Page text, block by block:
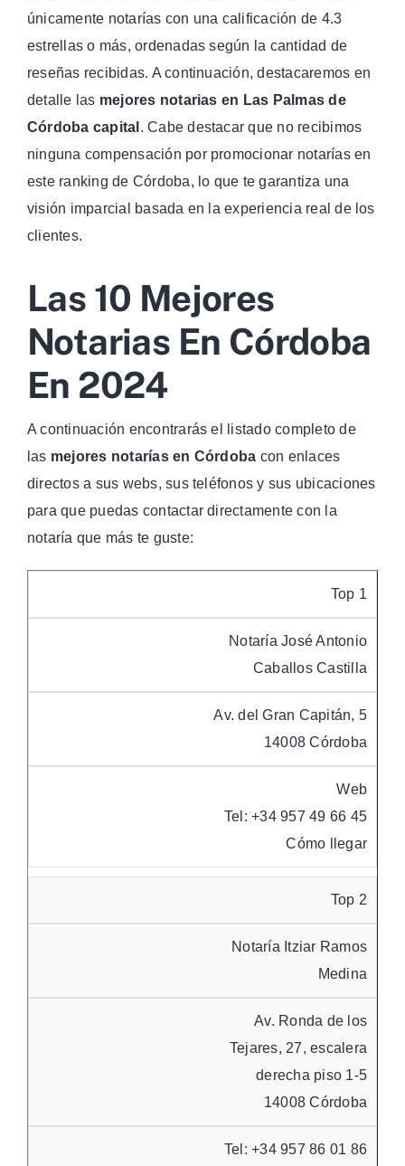
únicamente notarías con una calificación de 4.3
estrellas o más, ordenadas según la cantidad de
reseñas recibidas. A continuación, destacaremos en
detalle las mejores notarias en Las Palmas de
Córdoba capital . Cabe destacar que no recibimos
ninguna compensación por promocionar notarías en
este ranking de Córdoba, lo que te garantiza una
visión imparcial basada en la experiencia real de los
clientes.
Las 10 Mejores
Notarias En Córdoba
En 2024
A continuación encontrarás el listado completo de
las mejores notarías en Córdoba con enlaces
directos a sus webs, sus teléfonos y sus ubicaciones
para que puedas contactar directamente con la
notaría que más te guste:
Top 1
Notaría José Antonio
Caballos Castilla
Av. del Gran Capitán, 5
14008 Córdoba
Web
Tel: +34 957 49 66 45
Cómo llegar
Top 2
Notaría Itziar Ramos
Medina
Av. Ronda de los
Tejares, 27, escalera
derecha piso 1-5
14008 Córdoba
Tel: +34 957 86 01 86